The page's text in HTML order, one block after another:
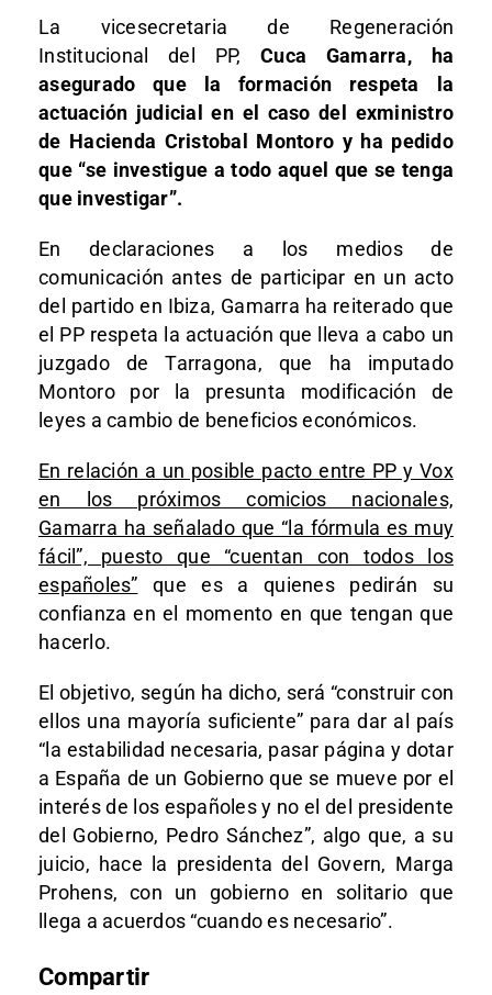
La vicesecretaria de Regeneración
Institucional del PP, Cuca Gamarra, ha
asegurado que la formación respeta la
actuación judicial en el caso del exministro
de Hacienda Cristobal Montoro y ha pedido
que “se investigue a todo aquel que se tenga
que investigar”.
En declaraciones a los medios de
comunicación antes de participar en un acto
del partido en Ibiza, Gamarra ha reiterado que
el PP respeta la actuación que lleva a cabo un
juzgado de Tarragona, que ha imputado
Montoro por la presunta modificación de
leyes a cambio de beneficios económicos.
En relación a un posible pacto entre PP y Vox
en los próximos comicios nacionales,
Gamarra ha señalado que “la fórmula es muy
fácil”, puesto que “cuentan con todos los
españoles” que es a quienes pedirán su
confianza en el momento en que tengan que
hacerlo.
El objetivo, según ha dicho, será “construir con
ellos una mayoría suficiente” para dar al país
“la estabilidad necesaria, pasar página y dotar
a España de un Gobierno que se mueve por el
interés de los españoles y no el del presidente
del Gobierno, Pedro Sánchez”, algo que, a su
juicio, hace la presidenta del Govern, Marga
Prohens, con un gobierno en solitario que
llega a acuerdos “cuando es necesario”.
Compartir